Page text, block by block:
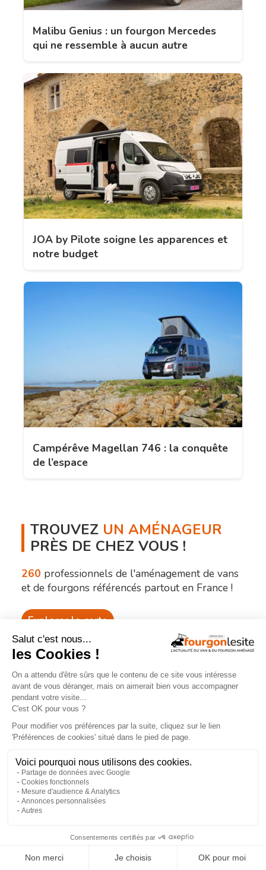
Malibu Genius : un fourgon Mercedes
qui ne ressemble à aucun autre
JOA by Pilote soigne les apparences et
notre budget
Campérêve Magellan 746 : la conquête
de l’espace
TROUVEZ UN AMÉNAGEUR
PRÈS DE CHEZ VOUS !
260 professionnels de l'aménagement de vans
et de fourgons référencés partout en France !
Explorer la carte
Recherche
géolocalisée
vérifiés
Recherche
par services